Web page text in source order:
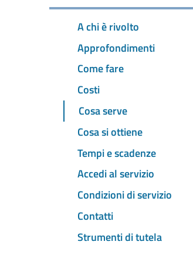
A chi è rivolto
Approfondimenti
Come fare
Costi
Cosa serve
Cosa si ottiene
Tempi e scadenze
Accedi al servizio
Condizioni di servizio
Contatti
Strumenti di tutela